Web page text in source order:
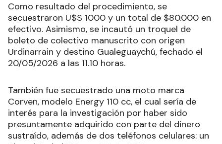
Como resultado del procedimiento, se
secuestraron U$S 1000 y un total de $80.000 en
efectivo. Asimismo, se incautó un troquel de
boleto de colectivo manuscrito con origen
Urdinarrain y destino Gualeguaychú, fechado el
20/05/2026 a las 11.10 horas.
También fue secuestrado una moto marca
Corven, modelo Energy 110 cc, el cual sería de
interés para la investigación por haber sido
presuntamente adquirido con parte del dinero
sustraído, además de dos teléfonos celulares: un